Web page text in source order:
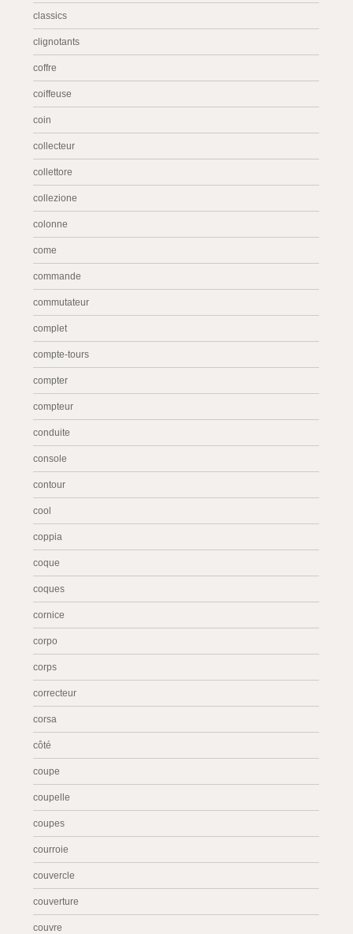
classics
clignotants
coffre
coiffeuse
coin
collecteur
collettore
collezione
colonne
come
commande
commutateur
complet
compte-tours
compter
compteur
conduite
console
contour
cool
coppia
coque
coques
cornice
corpo
corps
correcteur
corsa
côté
coupe
coupelle
coupes
courroie
couvercle
couverture
couvre